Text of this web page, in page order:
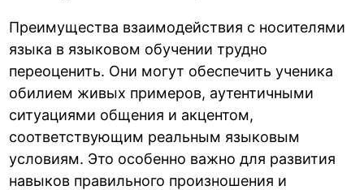
Преимущества взаимодействия с носителями
языка в языковом обучении трудно
переоценить. Они могут обеспечить ученика
обилием живых примеров, аутентичными
ситуациями общения и акцентом,
соответствующим реальным языковым
условиям. Это особенно важно для развития
навыков правильного произношения и